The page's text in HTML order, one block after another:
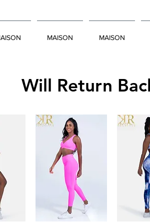
MAISON MAISON
Will Return